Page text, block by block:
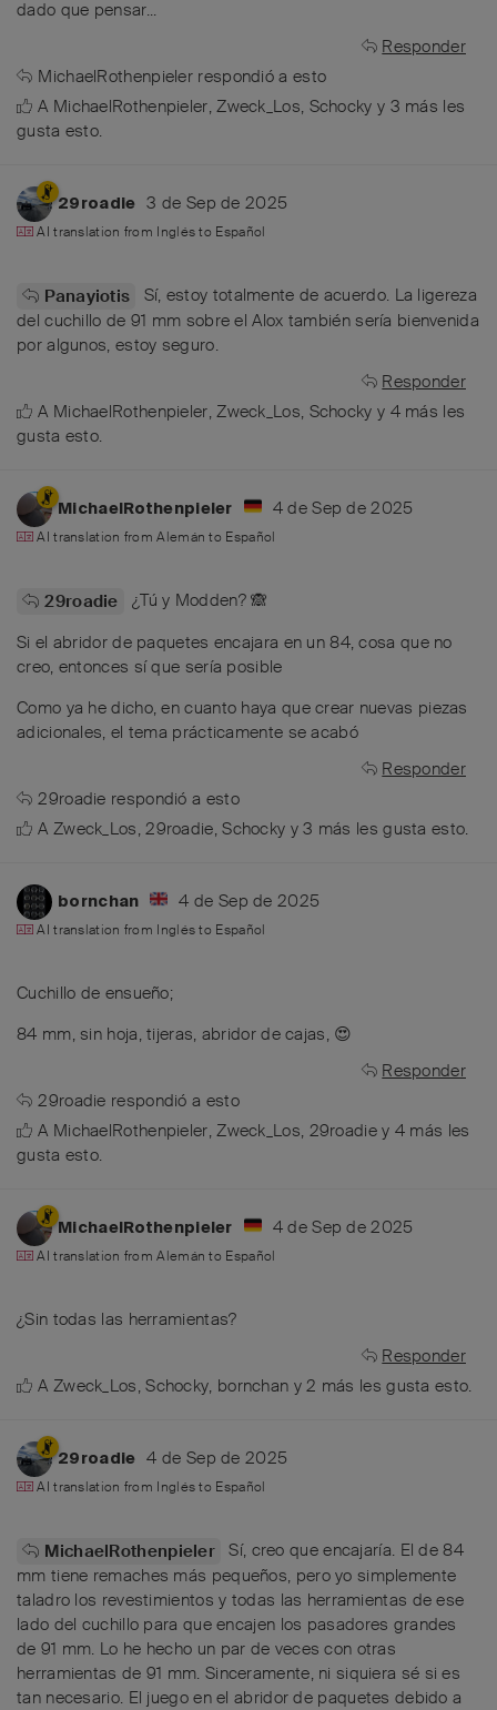
dado que pensar...
Responder
MichaelRothenpieler respondió a esto
A MichaelRothenpieler,Zweck_Los, Schocky y 3 más les
gusta esto.
29roadie 3 de Sep de 2025
AI translation from Inglésto Español
Panayiotis
Sí, estoy totalmente de acuerdo. La ligereza
del cuchillo de 91 mm sobre el Alox también sería bienvenida
por algunos, estoy seguro.
Responder
A MichaelRothenpieler,Zweck_Los, Schocky y 4más les
gusta esto.
MichaelRothenpieler 4 de Sep de 2025
AI translation fromAlemán to Español
29roadie
¿Tú y Modden? 🙈
Si el abridor de paquetes encajara en un 84, cosa que no
creo, entonces sí que sería posible
Como ya he dicho, en cuanto haya que crear nuevas piezas
adicionales, el tema prácticamente se acabó
Responder
29roadie respondió a esto
A Zweck_Los,29roadie,Schocky y3 más les gusta esto.
bornchan 4 de Sep de 2025
AI translation from Inglésto Español
Cuchillo de ensueño;
84 mm, sin hoja, tijeras, abridor de cajas, 😍
Responder
29roadie respondió a esto
A MichaelRothenpieler,Zweck_Los, 29roadiey 4 más les
gusta esto.
MichaelRothenpieler 4 de Sep de 2025
AI translation fromAlemán to Español
¿Sin todas las herramientas?
Responder
A Zweck_Los,Schocky, bornchan y2 más les gusta esto.
29roadie 4 de Sep de 2025
AI translation from Inglésto Español
MichaelRothenpieler Sí, creo que encajaría. El de 84
mm tiene remaches más pequeños, pero yo simplemente
taladro los revestimientos y todas las herramientas de ese
lado del cuchillo para que encajen los pasadores grandes
de 91 mm. Lo he hecho un par de veces con otras
herramientas de 91 mm. Sinceramente, ni siquiera sé si es
tan necesario. El juego en el abridor de paquetes debido a